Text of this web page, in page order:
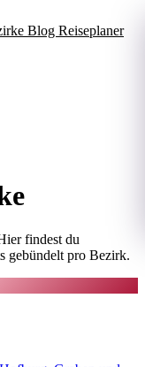
Blog Reiseplaner
findest du
gebündelt pro Bezirk.